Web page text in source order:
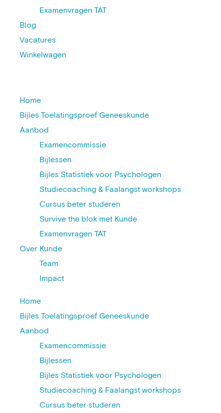
Examenvragen TAT
Blog
Vacatures
Winkelwagen
Home
Bijles Toelatingsproef Geneeskunde
Aanbod
Examencommissie
Bijlessen
Bijles Statistiek voor Psychologen
Studiecoaching & Faalangst workshops
Cursus beter studeren
Survive the blok met Kunde
Examenvragen TAT
Over Kunde
Team
Impact
Home
Bijles Toelatingsproef Geneeskunde
Aanbod
Examencommissie
Bijlessen
Bijles Statistiek voor Psychologen
Studiecoaching & Faalangst workshops
Cursus beter studeren